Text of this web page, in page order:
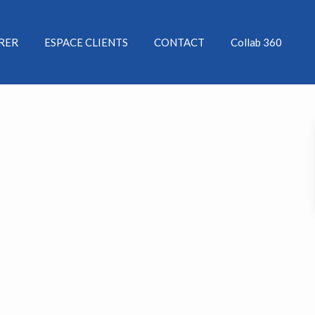
ESPACE CLIENTS CONTACT Collab 360